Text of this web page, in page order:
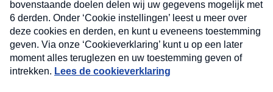
Nieuwsbrief
Neem hier een gratis abonnement op onze
nieuwsbrief. Elke vrijdag- en dinsdagochtend in uw